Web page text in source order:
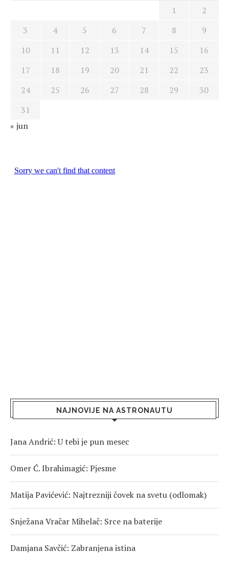
1
2
3
4 5 6 7 8
9
10
11 12 13 14 15
16
17
18 19 20 21 22
23
24
25 26 27 28 29
30
31
« jun
NAJNOVIJE NA ASTRONAUTU
Jana Andrić: U tebi je pun mesec
Omer Ć. Ibrahimagić: Pjesme
Matija Pavićević: Najtrezniji čovek na svetu (odlomak)
Snježana Vračar Mihelač: Srce na baterije
Damjana Savčić: Zabranjena istina